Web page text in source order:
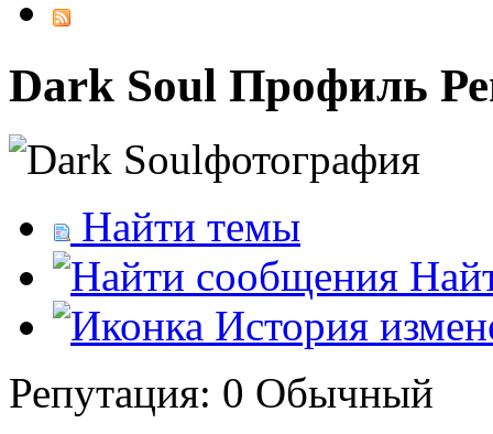
Dark Soul Профиль
Найти темы
История
Репутация: 0 Обычный